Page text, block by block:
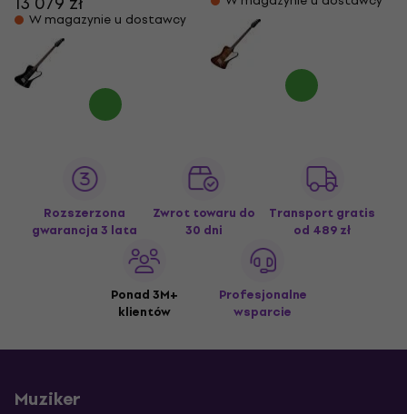
W magazynie u dostawcy
Rozszerzona
gwarancja 3 lata
Zwrot towaru do
30 dni
Transport gratis
od 489 zł
Ponad 3M+
klientów
Profesjonalne
wsparcie
Muziker